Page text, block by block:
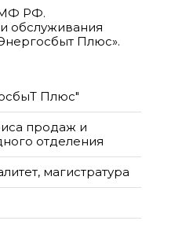
МФ РФ.
обслуживания
Плюс».
Плюс"
продаж и
отделения
магистратура